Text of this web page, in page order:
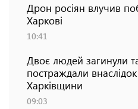
Дрон росіян влучив
Харкові
10:41
Двоє людей загинули
постраждали внаслідок
Харківщини
09:03